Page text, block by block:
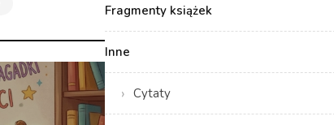
Fragmenty książek
Inne
Cytaty